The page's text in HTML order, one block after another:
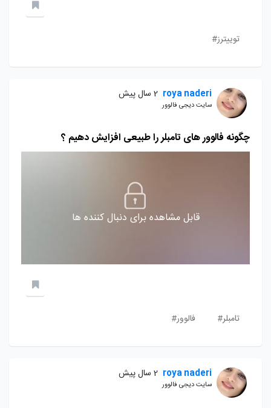
توییترز#
roya naderi 2 سال پیش
سایت دیجی فالوور
چگونه فالوور های تامبلر را طبیعی افزایش دهیم ؟
قابل مشاهده برای دنبال کننده ها
تامبلر# فالوور#
roya naderi 2 سال پیش
سایت دیجی فالوور